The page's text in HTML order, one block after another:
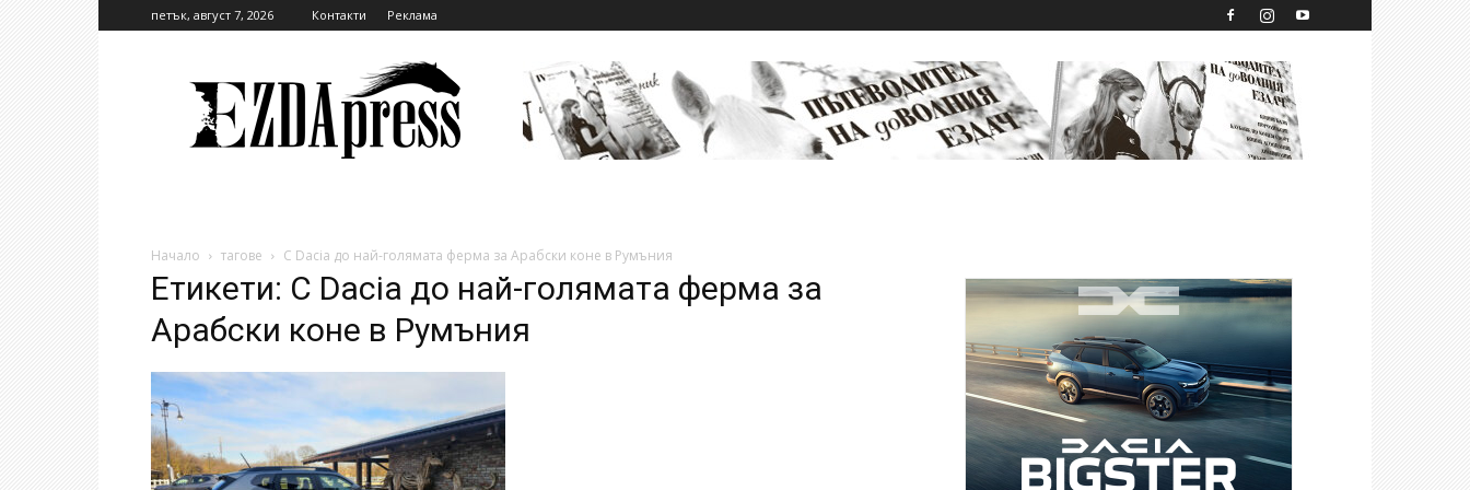
петък, август 7, 2026 Контакти Реклама
Начало тагове С Dacia до най-голямата ферма за Арабски коне в Румъния
Етикети: С Dacia до най-голямата ферма за
Арабски коне в Румъния